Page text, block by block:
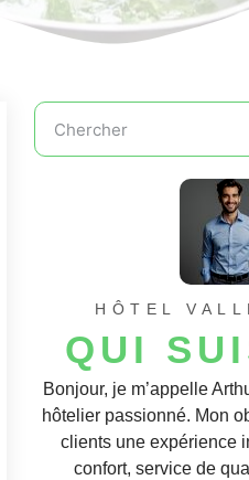
HÔTEL
QUI
Bonjour, je m’appelle
hôtelier passionné. Mon
clients une expérience
confort, service de